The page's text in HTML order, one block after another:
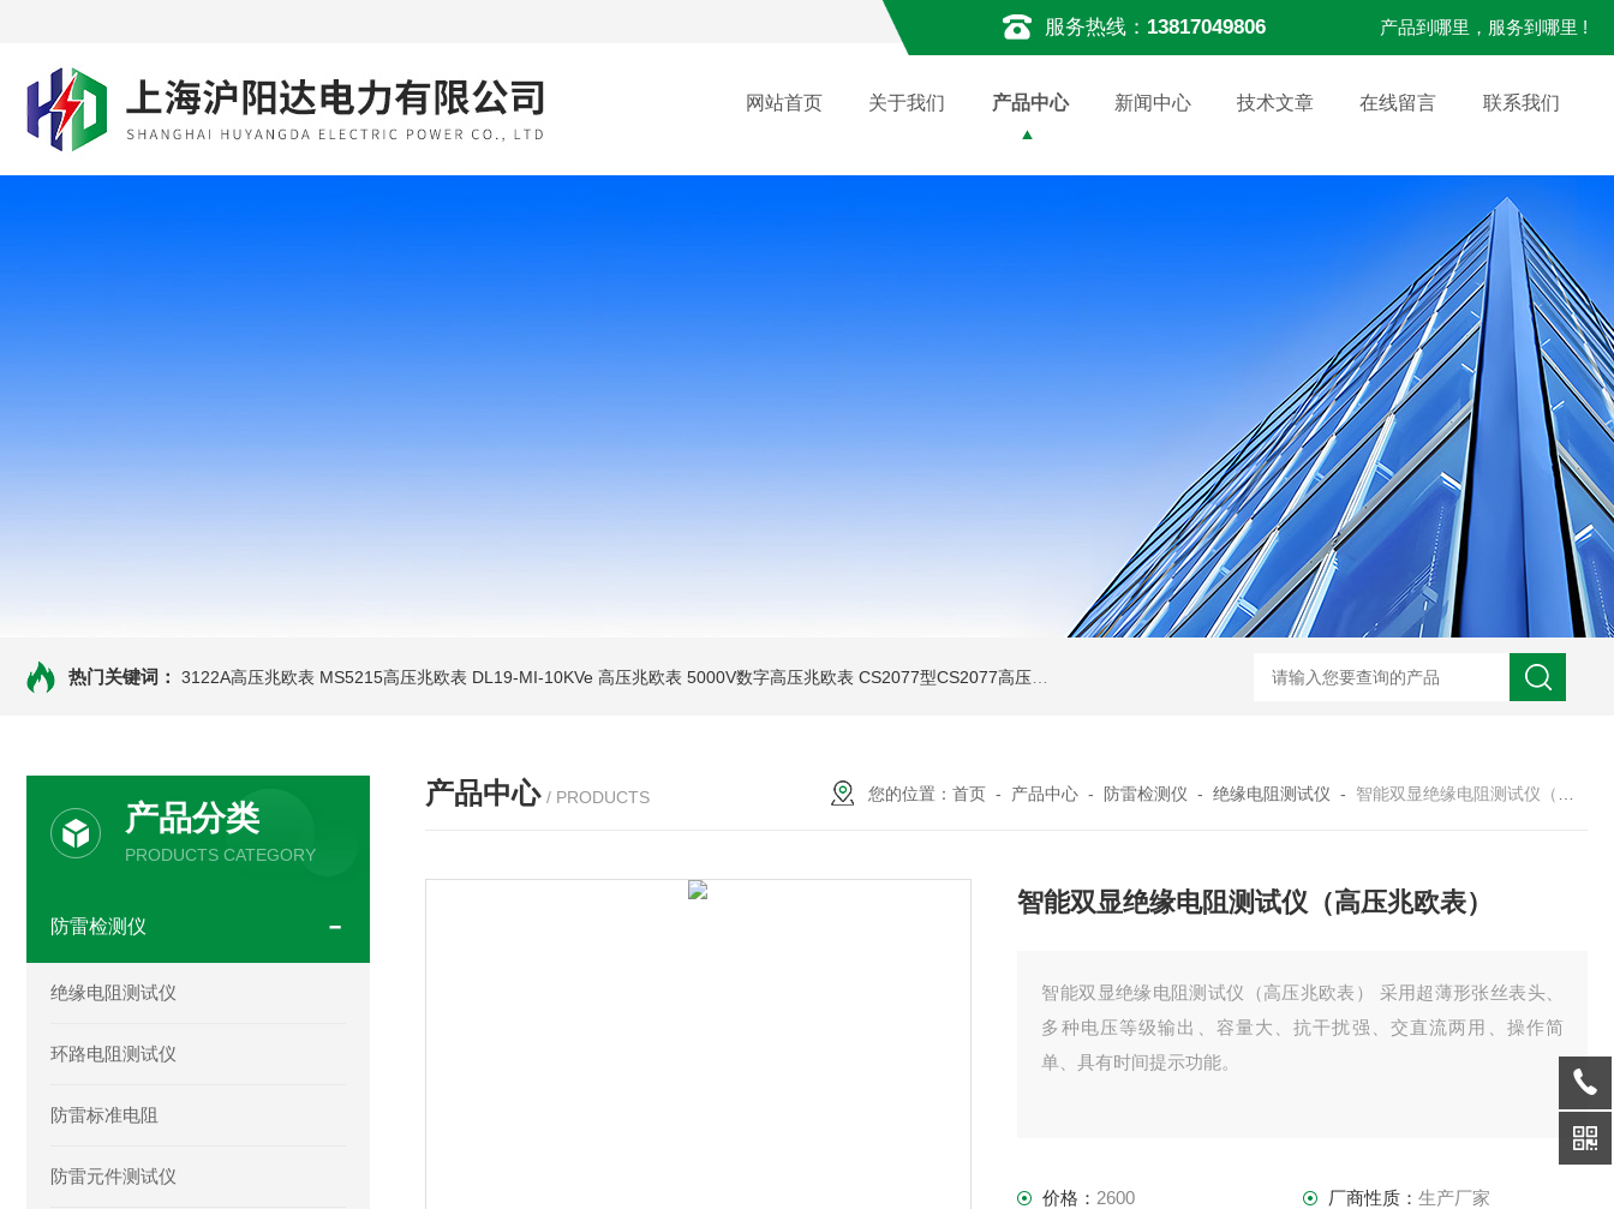
服务热线： 13817049806 产品到哪里，服务到哪里 !
网站首页 关于我们 产品中心 新闻中心 技术文章 在线留言 联系我们
热门关键词： 3122A高压兆欧表 MS5215高压兆欧表 DL19-MI-10KVe 高压兆欧表 5000V数字高压兆欧表 CS2077型CS2077高压兆欧表校验仪 GM-5KV-20KV型可调高压兆欧表GM-5KV-20KV nl3203型
产品分类
PRODUCTS CATEGORY
防雷检测仪
绝缘电阻测试仪
环路电阻测试仪
防雷标准电阻
防雷元件测试仪
产品中心 / PRODUCTS 您的位置：首页 - 产品中心 - 防雷检测仪 -绝缘电阻测试仪 - 智能双显绝缘电阻测试仪（高压兆欧表）
智能双显绝缘电阻测试仪（高压兆欧表）
智能双显绝缘电阻测试仪（高压兆欧表） 采用超薄形张丝表头、
多种电压等级输出、容量大、抗干扰强、交直流两用、操作简
单、具有时间提示功能。
价格： 2600 厂商性质： 生产厂家